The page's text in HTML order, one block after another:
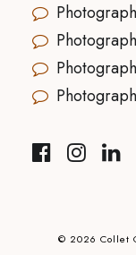
© 2026 Collet